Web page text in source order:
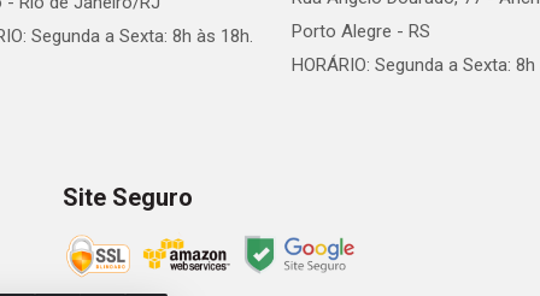
Segunda a Sexta: 8h às 18h.
Porto Alegre - RS
HORÁRIO: Segunda a Sexta:
Site Seguro